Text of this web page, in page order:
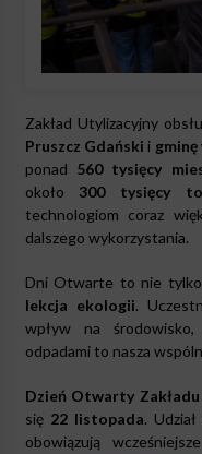
Zakład Utylizacyjny
Pruszcz Gdański i
ponad 560 tysięcy
około 300 tysięcy
technologiom coraz
dalszego wykorzystania.
Dni Otwarte to nie
lekcja ekologii.
wpływ na
odpadami to nasza
Dzień Otwarty
się 22 listopada.
obowiązują